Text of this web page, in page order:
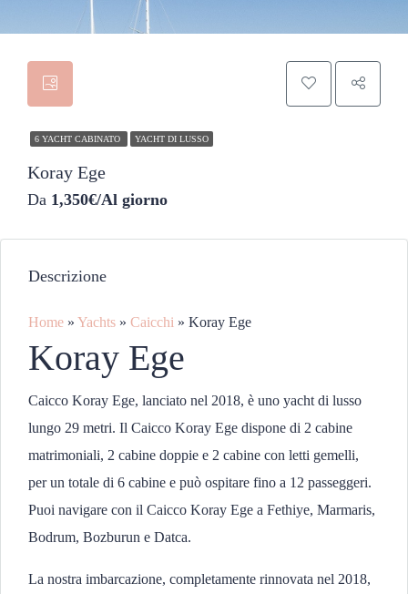
6 YACHT CABINATO YACHT DI LUSSO
Koray Ege
Da 1,350€/Al giorno
Descrizione
Home » Yachts » Caicchi » Koray Ege
Koray Ege
Caicco Koray Ege, lanciato nel 2018, è uno yacht di lusso
lungo 29 metri. Il Caicco Koray Ege dispone di 2 cabine
matrimoniali, 2 cabine doppie e 2 cabine con letti gemelli,
per un totale di 6 cabine e può ospitare fino a 12 passeggeri.
Puoi navigare con il Caicco Koray Ege a Fethiye, Marmaris,
Bodrum, Bozburun e Datca.
La nostra imbarcazione, completamente rinnovata nel 2018,